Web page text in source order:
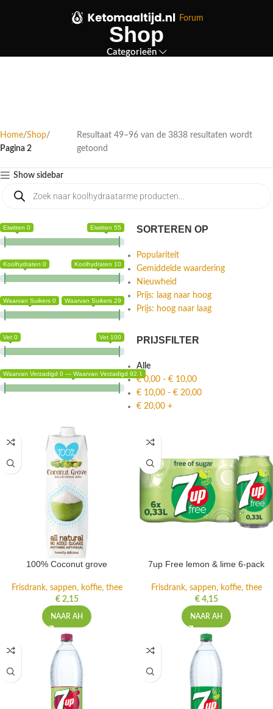
Forum
Shop
Categorieën
Home Shop
Pagina 2
Resultaat 49–96 van de 3838 resultaten wordt
getoond
Show sidebar
Eiwitten 0 Eiwitten 55
Koolhydraten 0 Koolhydraten 10
Waarvan Suikers 0 Waarvan Suikers 29
Vet 0 Vet 100
Waarvan Verzadigd 0 — Waarvan Verzadigd 92.1
SORTEREN OP
Populariteit
Gemiddelde waardering
Nieuwheid
Prijs: laag naar hoog
Prijs: hoog naar laag
PRIJSFILTER
Alle
€0,00 - € 10,00
€ 10,00 - € 20,00
€ 20,00 +
100% Coconut grove
Frisdrank, sappen, koffie, thee
€2,15
NAAR AH
7up Free lemon & lime 6-pack
Frisdrank, sappen, koffie, thee
€4,15
NAAR AH